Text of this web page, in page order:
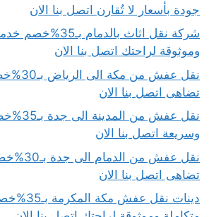
جودة بأسعار لا تُقارن اتصل بنا الان
شركة نقل اثاث بالدمام
وموثوقة لراحتك اتصل بنا الان
نقل عفش من
تضاهى اتصل بنا الان
نقل عفش
وسريعة اتصل بنا الان
نقل عفش من
تضاهى اتصل بنا الان
دينات نقل